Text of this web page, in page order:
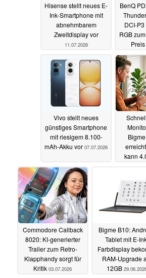
Hisense stellt neues E-
Ink-Smartphone mit
abnehmbarem
Zweitdisplay vor
11.07.2026
BenQ
DCI-
RGB
Preis
Vivo stellt neues
günstiges Smartphone
mit riesigem 8.100-
mAh-Akku vor 07.07.2026
kann
Commodore Callback
8020: KI-generierter
Trailer zum Retro-
Klapphandy sorgt für
Kritik 03.07.2026
Bigme B10:
Tablet mit E-
Farbdisplay
RAM-Upgrade
12GB